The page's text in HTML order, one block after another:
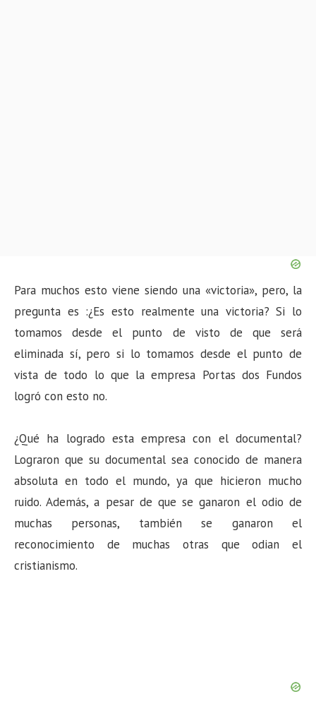
Para muchos esto viene siendo una «victoria», pero, la
pregunta es :¿Es esto realmente una victoria? Si lo
tomamos desde el punto de visto de que será
eliminada sí, pero si lo tomamos desde el punto de
vista de todo lo que la empresa Portas dos Fundos
logró con esto no.
¿Qué ha logrado esta empresa con el documental?
Lograron que su documental sea conocido de manera
absoluta en todo el mundo, ya que hicieron mucho
ruido. Además, a pesar de que se ganaron el odio de
muchas personas, también se ganaron el
reconocimiento de muchas otras que odian el
cristianismo.